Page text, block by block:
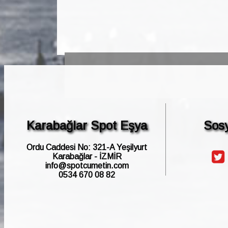
Karabağlar Spot Eşya
Ordu Caddesi No: 321-A Yeşilyurt
Karabağlar - İZMİR
info@spotcumetin.com
0534 670 08 82